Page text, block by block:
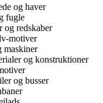
og haver
fugle
og redskaber
motiver
maskiner
og konstruktioner
og busser